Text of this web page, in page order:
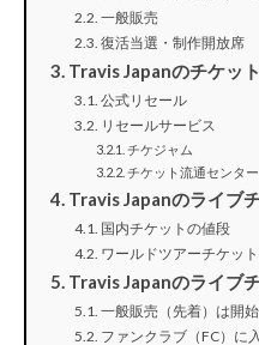
一般販売
復活当選・制作開放席
Travis Japanのチケッ
公式リセール
リセールサービス
チケジャム
チケット流通センター
Travis Japanのライブ
国内チケットの値段
ワールドツアーチケッ
Travis Japanのライブ
一般販売（先着）は開
ファンクラブ（FC）に